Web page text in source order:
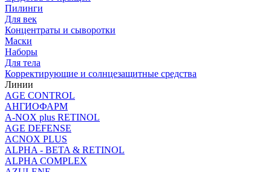
Пилинги
Для век
Концентраты и сыворотки
Маски
Наборы
Для тела
Корректирующие и солнцезащитные средства
Линии
AGE CONTROL
АНГИОФАРМ
A-NOX plus RETINOL
AGE DEFENSE
ACNOX PLUS
ALPHA - BETA & RETINOL
ALPHA COMPLEX